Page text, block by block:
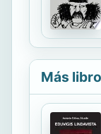
Más